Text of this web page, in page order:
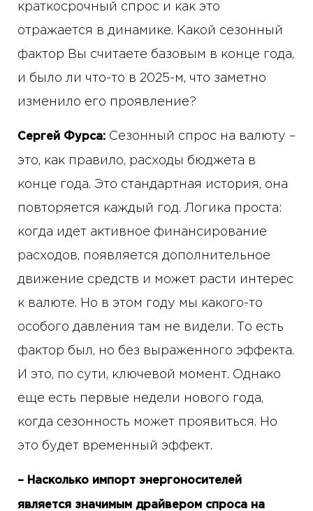
краткосрочный спрос и как это
отражается в динамике. Какой сезонный
фактор Вы считаете базовым в конце года,
и было ли что-то в 2025-м, что заметно
изменило его проявление?
Сергей Фурса: Сезонный спрос на валюту –
это, как правило, расходы бюджета в
конце года. Это стандартная история, она
повторяется каждый год. Логика проста:
когда идет активное финансирование
расходов, появляется дополнительное
движение средств и может расти интерес
к валюте. Но в этом году мы какого-то
особого давления там не видели. То есть
фактор был, но без выраженного эффекта.
И это, по сути, ключевой момент. Однако
еще есть первые недели нового года,
когда сезонность может проявиться. Но
это будет временный эффект.
– Насколько импорт энергоносителей
является значимым драйвером спроса на